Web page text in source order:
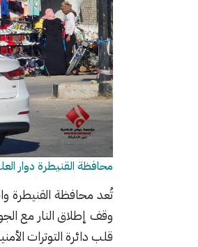
محافظة القنيطرة دوار
تُعد محافظة القنيطرة
وقف إطلاق النار مع
قلب دائرة التوترات